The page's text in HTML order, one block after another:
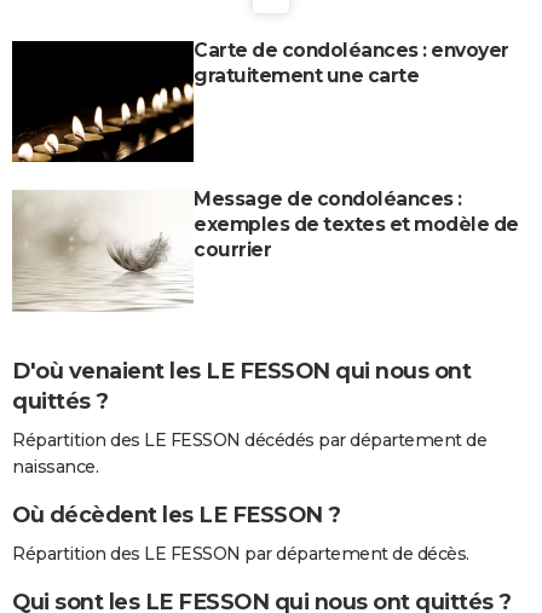
Carte de condoléances : envoyer
gratuitement une carte
Message de condoléances :
exemples de textes et modèle de
courrier
D'où venaient les LE FESSON qui nous ont
quittés ?
Répartition des LE FESSON décédés par département de
naissance.
Où décèdent les LE FESSON ?
Répartition des LE FESSON par département de décès.
Qui sont les LE FESSON qui nous ont quittés ?